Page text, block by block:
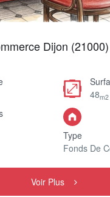
Dijon (21000)
48m2
Type
Fonds De
Voir Plus